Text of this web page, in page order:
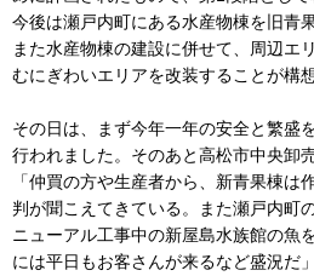
今後は瀬戸内町にある水産物棟を旧青
また水産物棟の建設に併せて、周辺エ
むにぎわいエリアを改装することが構
その日は、まず今年一年の安全と繁盛
行われました。そのあと高松市中央卸
「仲買の方や生産者から、新青果棟は
判が聞こえてきている。また瀬戸内町
ニューアル工事中の新屋島水族館の魚
には平日もお客さんが来るなど盛況だ